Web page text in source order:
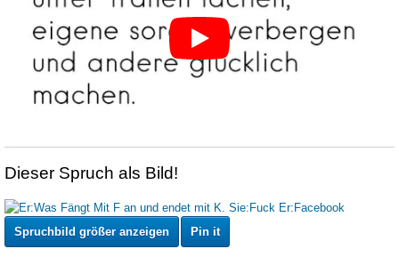
Dieser Spruch als Bild!
Spruchbild größer anzeigen Pin it